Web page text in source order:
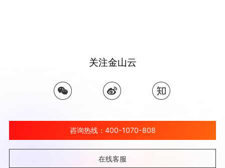
关注金山云
咨询热线：400-1070-808
在线客服